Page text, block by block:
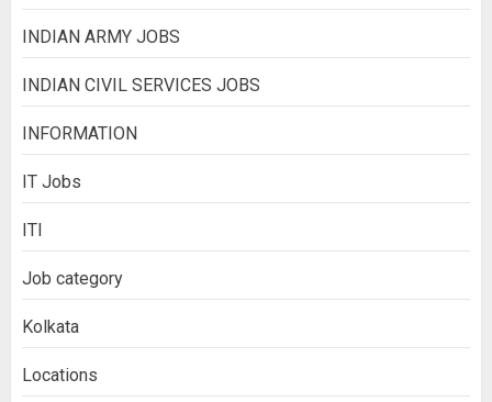
INDIAN ARMY JOBS
INDIAN CIVIL SERVICES JOBS
INFORMATION
IT Jobs
ITI
Job category
Kolkata
Locations